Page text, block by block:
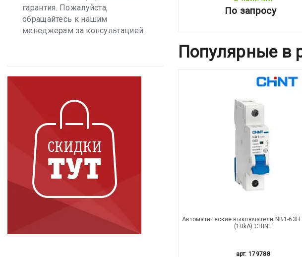
По запросу
Популярные в
Автоматические выключатели NB1-63H
(10kA) CHINT
арт: 179788
гарантия. Пожалуйста,
обращайтесь к нашим
менеджерам за консультацией.